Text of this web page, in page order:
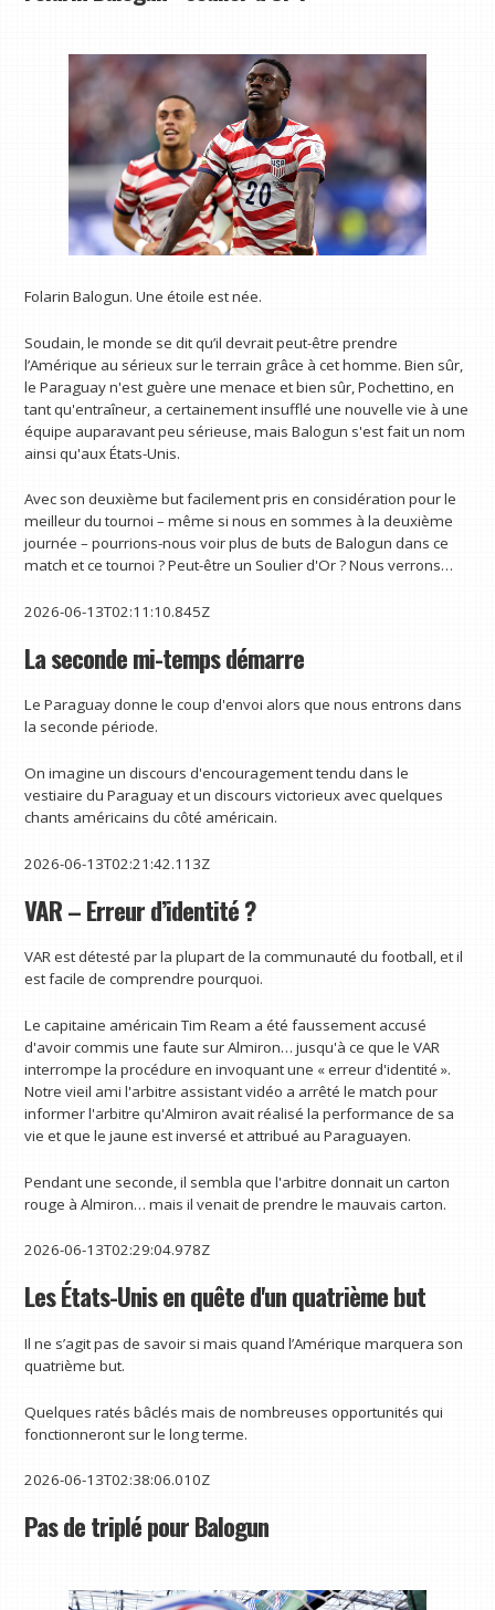
Folarin Balogun. Une étoile est née.
Soudain, le monde se dit qu’il devrait peut-être prendre
l’Amérique au sérieux sur le terrain grâce à cet homme. Bien sûr,
le Paraguay n'est guère une menace et bien sûr, Pochettino, en
tant qu'entraîneur, a certainement insufflé une nouvelle vie à une
équipe auparavant peu sérieuse, mais Balogun s'est fait un nom
ainsi qu'aux États-Unis.
Avec son deuxième but facilement pris en considération pour le
meilleur du tournoi – même si nous en sommes à la deuxième
journée – pourrions-nous voir plus de buts de Balogun dans ce
match et ce tournoi ? Peut-être un Soulier d'Or ? Nous verrons…
2026-06-13T02:11:10.845Z
La seconde mi-temps démarre
Le Paraguay donne le coup d'envoi alors que nous entrons dans
la seconde période.
On imagine un discours d'encouragement tendu dans le
vestiaire du Paraguay et un discours victorieux avec quelques
chants américains du côté américain.
2026-06-13T02:21:42.113Z
VAR – Erreur d’identité ?
VAR est détesté par la plupart de la communauté du football, et il
est facile de comprendre pourquoi.
Le capitaine américain Tim Ream a été faussement accusé
d'avoir commis une faute sur Almiron… jusqu'à ce que le VAR
interrompe la procédure en invoquant une « erreur d'identité ».
Notre vieil ami l'arbitre assistant vidéo a arrêté le match pour
informer l'arbitre qu'Almiron avait réalisé la performance de sa
vie et que le jaune est inversé et attribué au Paraguayen.
Pendant une seconde, il sembla que l'arbitre donnait un carton
rouge à Almiron… mais il venait de prendre le mauvais carton.
2026-06-13T02:29:04.978Z
Les États-Unis en quête d'un quatrième but
Il ne s’agit pas de savoir si mais quand l’Amérique marquera son
quatrième but.
Quelques ratés bâclés mais de nombreuses opportunités qui
fonctionneront sur le long terme.
2026-06-13T02:38:06.010Z
Pas de triplé pour Balogun